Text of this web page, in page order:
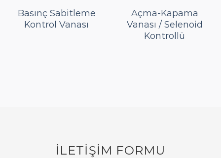
Basınç Sabitleme
Kontrol Vanası
Açma-Kapama
Vanası / Selenoid
Kontrollü
İLETİŞİM FORMU